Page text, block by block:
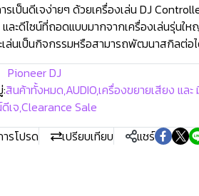
รเป็นดีเจง่ายๆ ด้วยเครื่องเล่น DJ
และดีไซน์ที่ถอดแบบมากจากเครื่องเล่นรุ่น
เล่นเป็นกิจกรรมหรือสามารถพัฒนาสกิลต่อ
Pioneer DJ
สินค้าทั้งหมด,AUDIO,เครื่องขยายเสียง และ
เจ,Clearance Sale
รโปรด
เปรียบเทียบ แชร์